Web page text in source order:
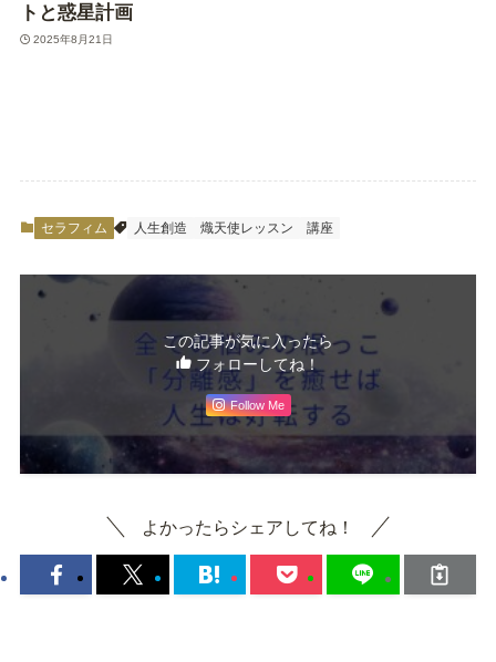
トと惑星計画
2025年8月21日
セラフィム 人生創造 熾天使レッスン 講座
この記事が気に入ったら
フォローしてね！
Follow Me
よかったらシェアしてね！